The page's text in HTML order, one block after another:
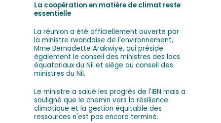
La coopération en matière de climat reste
essentielle
La réunion a été officiellement ouverte par
la ministre rwandaise de l'environnement,
Mme Bernadette Arakwiye, qui préside
également le conseil des ministres des lacs
équatoriaux du Nil et siège au conseil des
ministres du Nil.
Le ministre a salué les progrès de l'IBN mais a
souligné que le chemin vers la résilience
climatique et la gestion équitable des
ressources n'est pas encore terminé.